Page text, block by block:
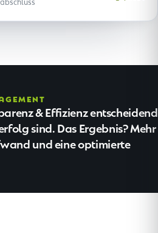
& Effizienz entscheidend
sind. Das Ergebnis? Mehr
und eine optimierte